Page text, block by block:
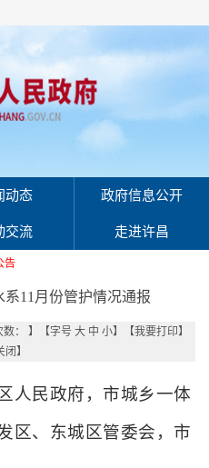
动态 政府信息公开
交流 走进许昌
告
11月份管护情况通报
： 】【字号 大 中 小】【我要打印】
闭 】
人民政府，市城乡一体
区、东城区管委会，市